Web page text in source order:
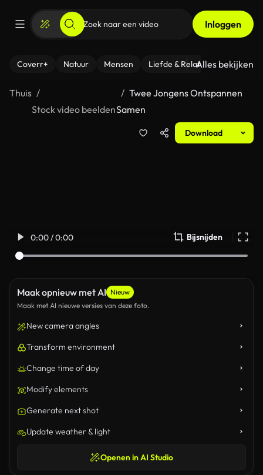
Inloggen
Coverr+ Natuur Mensen Liefde & Relaties - Fitness
Alles bekijken
Thuis
Stock video beelden
Twee Jongens Ontspannen
Samen
Download
0:00 / 0:00 Bijsnijden
Maak opnieuw met AI Nieuw
Maak met AI nieuwe versies van deze foto.
New camera angles
Transform environment
Change time of day
Modify elements
Generate next shot
Update weather & light
Openen in AI Studio